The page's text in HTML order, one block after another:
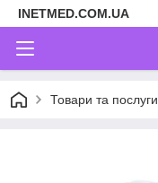
INETMED.COM.UA
Товари та послуги